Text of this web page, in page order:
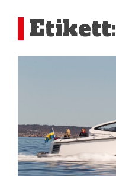
Etikett: